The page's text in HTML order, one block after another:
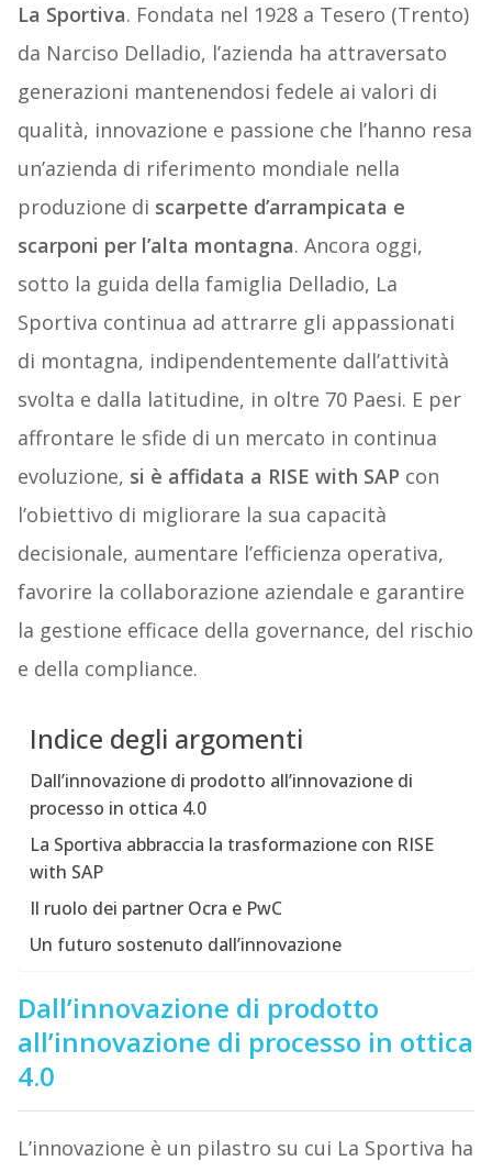
La Sportiva. Fondata nel 1928 a Tesero (Trento)
da Narciso Delladio, l’azienda ha attraversato
generazioni mantenendosi fedele ai valori di
qualità, innovazione e passione che l’hanno resa
un’azienda di riferimento mondiale nella
produzione di scarpette d’arrampicata e
scarponi per l’alta montagna. Ancora oggi,
sotto la guida della famiglia Delladio, La
Sportiva continua ad attrarre gli appassionati
di montagna, indipendentemente dall’attività
svolta e dalla latitudine, in oltre 70 Paesi. E per
affrontare le sfide di un mercato in continua
evoluzione, si è affidata a RISE with SAP con
l’obiettivo di migliorare la sua capacità
decisionale, aumentare l’efficienza operativa,
favorire la collaborazione aziendale e garantire
la gestione efficace della governance, del rischio
e della compliance.
Indice degli argomenti
Dall’innovazione di prodotto all’innovazione di
processo in ottica 4.0
La Sportiva abbraccia la trasformazione con RISE
with SAP
Il ruolo dei partner Ocra e PwC
Un futuro sostenuto dall’innovazione
Dall’innovazione di prodotto
all’innovazione di processo in ottica
4.0
L’innovazione è un pilastro su cui La Sportiva ha